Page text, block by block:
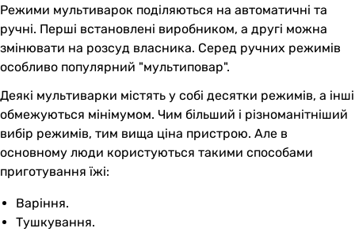
Режими мультиварок поділяються на автоматичні та
ручні. Перші встановлені виробником, а другі можна
змінювати на розсуд власника. Серед ручних режимів
особливо популярний "мультиповар".
Деякі мультиварки містять у собі десятки режимів, а інші
обмежуються мінімумом. Чим більший і різноманітніший
вибір режимів, тим вища ціна пристрою. Але в
основному люди користуються такими способами
приготування їжі:
Варіння.
Тушкування.